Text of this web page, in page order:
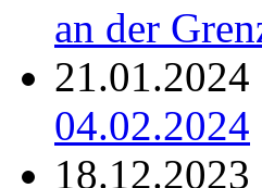
an der
21.01.2024
04.02.2024
18.12.2023